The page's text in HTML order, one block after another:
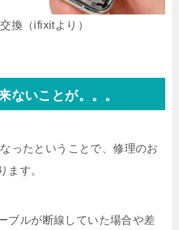
換（ifixitより）
ないことが。。。
ったということで、修理のお
ます。
ブルが断線していた場合や差